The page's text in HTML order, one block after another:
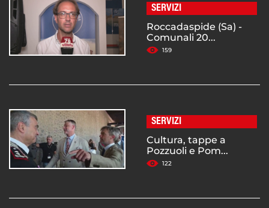
SERVIZI
Roccadaspide (Sa) -
Comunali 20...
159
SERVIZI
Cultura, tappe a
Pozzuoli e Pom...
122